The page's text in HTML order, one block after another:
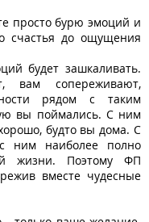
просто бурю эмоций и
счастья до ощущения
будет зашкаливать.
вам сопереживают,
рядом с таким
вы поймались. С ним
будто вы дома. С
ним наиболее полно
жизни. Поэтому ФП
вместе чудесные